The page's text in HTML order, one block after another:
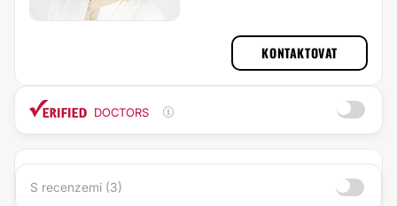
KONTAKTOVAT
DOCTORS
S recenzemi (3)